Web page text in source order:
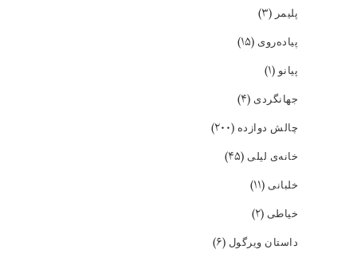
پلیمر (۳)
پیاده‌روی (۱۵)
پیانو(۱)
جهانگردی (۴)
چالش دوازده (۲۰۰)
خانه‌ی لیلی (۴۵)
خلبانی (۱۱)
خیاطی (۲)
داستان ویرگول (۶)